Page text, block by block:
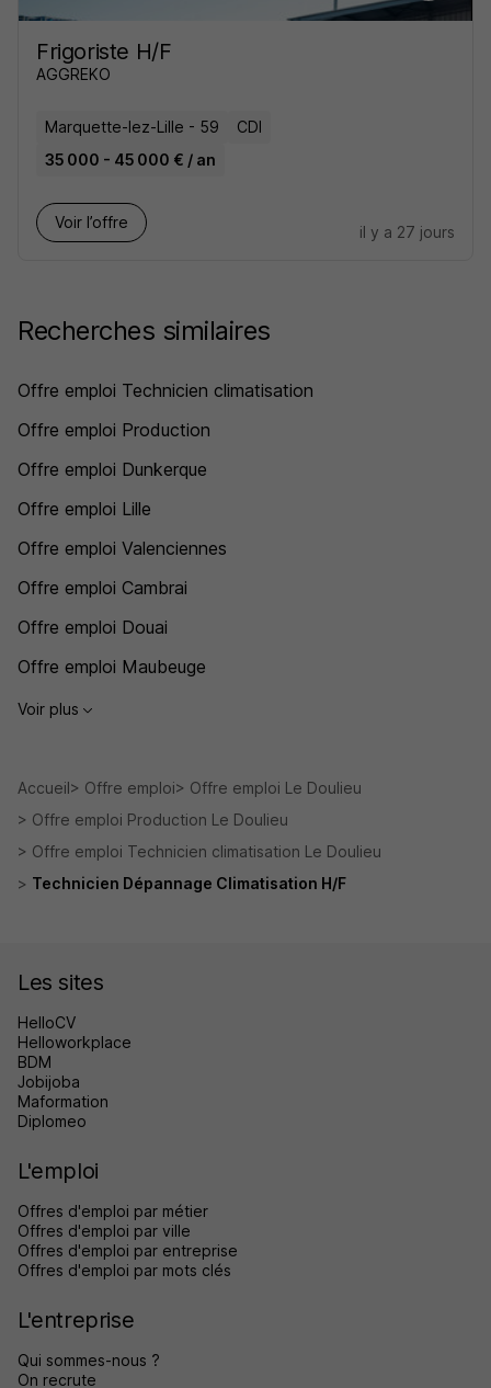
Frigoriste H/F
AGGREKO
Marquette-lez-Lille - 59
CDI
35 000 - 45 000 € / an
Voir l’offre
il y a 27 jours
Recherches similaires
Offre emploi Technicien climatisation
Offre emploi Production
Offre emploi Dunkerque
Offre emploi Lille
Offre emploi Valenciennes
Offre emploi Cambrai
Offre emploi Douai
Offre emploi Maubeuge
Voir plus
Accueil Offre emploi
Offre emploi Le Doulieu
Offre emploi Production Le Doulieu
Offre emploi Technicien climatisation Le Doulieu
Technicien Dépannage Climatisation H/F
Les sites
HelloCV
Helloworkplace
BDM
Jobijoba
Maformation
Diplomeo
L'emploi
Offres d'emploi par métier
Offres d'emploi par ville
Offres d'emploi par entreprise
Offres d'emploi par mots clés
L'entreprise
Qui sommes-nous ?
On recrute